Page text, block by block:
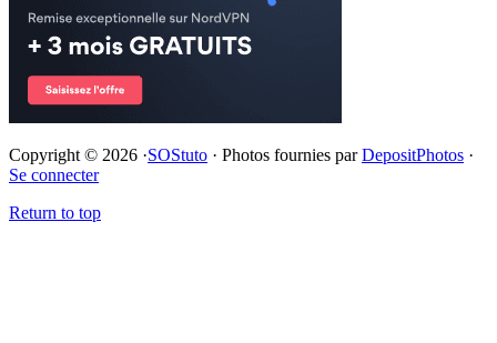
Copyright © 2026 ·SOStuto · Photos fournies parDepositPhotos ·
Se connecter
Return to top